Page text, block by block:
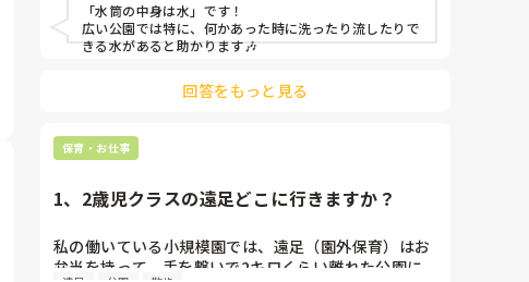
子どもたちの安全を確保するため、延期をせざるを得
ないときもあるのではないでしょうか。
日に0歳の担任2人とも体調不良で休み→派遣と妊婦の
中堅になるはずの人たちがすぐ辞めてしまい、年数が
けないという負担がかかる悪循環です。
この場合、日にちを変えるべきだった？
前もってシュミレーションを入念に行うべきだった？
どれがよかったのでしょう。。
「水筒の中身は水」です！
広い公園では特に、何かあった時に洗ったり流したりで
きる水があると助かります🎶
回答をもっと見る
保育・お仕事
1、2歳児クラスの遠足どこに行きますか？
私の働いている小規模園では、遠足（園外保育）はお
弁当を持って、手を繋いで2キロくらい離れた公園に